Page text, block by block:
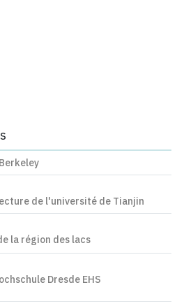
de l'université de Tianjin
la région des lacs
Dresde EHS